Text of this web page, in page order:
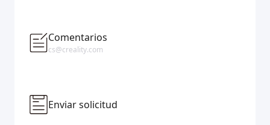
Comentarios
cs@creality.com
Enviar solicitud